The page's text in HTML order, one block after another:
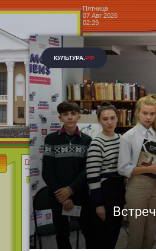
Пятница
07 Авг 2026
02:29
Центр
Блог »
Главная Февраль » 04 »
Информационный мини обзор
обзор